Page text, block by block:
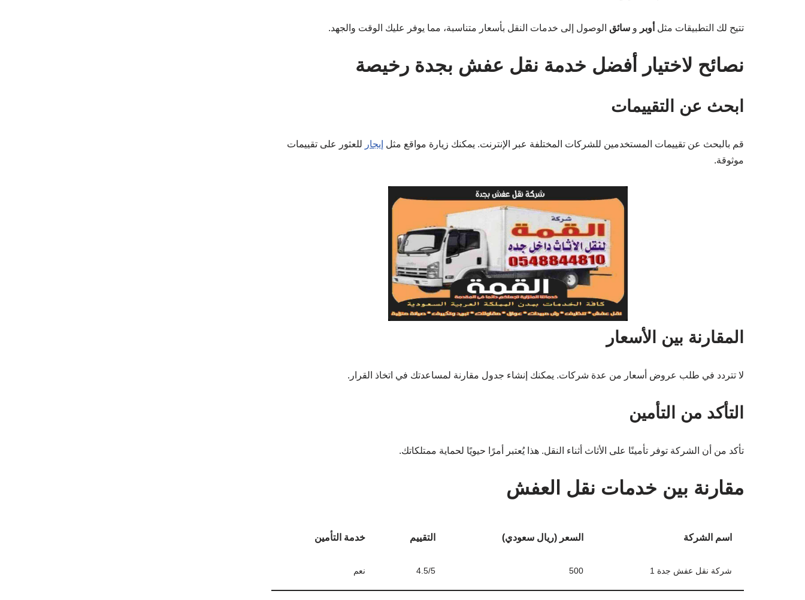
تتيح لك التطبيقات مثل أوبر و سائق الوصول إلى خدمات النقل بأسعار متناسبة، مما يوفر عليك الوقت والجهد.
نصائح لاختيار أفضل خدمة نقل عفش بجدة رخيصة
ابحث عن التقييمات
قم بالبحث عن تقييمات المستخدمين للشركات المختلفة عبر الإنترنت. يمكنك زيارة مواقع مثل إيجار للعثور على تقييمات
موثوقة.
المقارنة بين الأسعار
لا تتردد في طلب عروض أسعار من عدة شركات. يمكنك إنشاء جدول مقارنة لمساعدتك في اتخاذ القرار.
التأكد من التأمين
تأكد من أن الشركة توفر تأمينًا على الأثاث أثناء النقل. هذا يُعتبر أمرًا حيويًا لحماية ممتلكاتك.
مقارنة بين خدمات نقل العفش
اسم الشركة السعر (ريال سعودي) التقييم خدمة التأمين
شركة نقل عفش جدة 1 500
4.5/5 نعم